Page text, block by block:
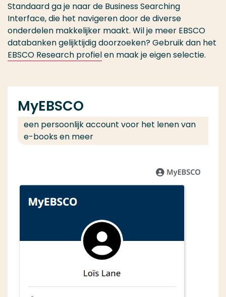
Standaard ga je naar de Business Searching
Interface, die het navigeren door de diverse
onderdelen makkelijker maakt. Wil je meer EBSCO
databanken gelijktijdig doorzoeken? Gebruik dan het
EBSCO Research profielen maak je eigen selectie.
MyEBSCO
een persoonlijk account voor het lenen van
e-books en meer